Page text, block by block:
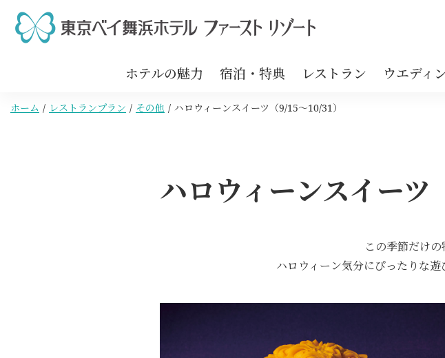
ホテルの魅力 宿泊・特典 レストラン ウエディ
ホーム レストランプラン その他 ハロウィーンスイーツ（9/15～10/31）
ハロウィーンスイーツ
この季節だけの
ハロウィーン気分にぴったりな遊